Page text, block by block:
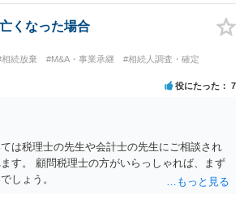
たい事実や考慮してほしい事情に関連して
であれば、主張書面とは別で提出できます。も
くないような資料がある場合、「非開示の希
に提出することも考えられます。 ご質問：書
い方が良い事 回答： お姉さんが申立書の「申
書いている遺産の分け方に対して意見があれ
いです。 次に「申立ての理由」のところに、
か(例えば、あかささんと話合いが出来ない／
なった方・あかささん・お姉さん間の事情やい
ると思うので、あかささんから見てそれは違
のように違うのか、など書くとよいです。 そ
には書かれていないけど、どのように遺産を
くなった場合
相続放棄 #M&A・事業承継
#相続人調査・確定
役にたった 7
は税理士の先生や会計士の先生にご相談され
す。 顧問税理士の方がいらっしゃれば、まず
しょう。